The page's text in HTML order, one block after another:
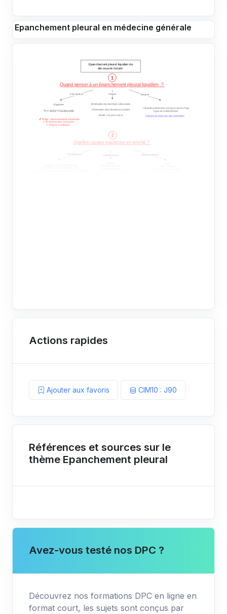
Epanchement pleural en médecine générale
Actions rapides
Ajouter aux favoris CIM10 : J90
Références et sources sur le
thème Epanchement pleural
Avez-vous testé nos DPC ?
Découvrez nos formations DPC en ligne en
format court, les sujets sont conçus par